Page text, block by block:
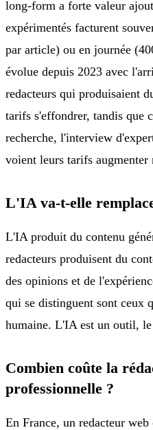
long-form a forte valeur
expérimentés facturent
par article) ou en journée
évolue depuis 2023 avec
redacteurs qui produisaient
tarifs s'effondrer, tandis que
recherche, l'interview
voient leurs tarifs augmenter
L'IA va-t-elle
L'IA produit du contenu
redacteurs produisent du
des opinions et de
qui se distinguent sont ceux
humaine. L'IA est un outil, le
Combien coûte la
professionnelle ?
En France, un redacteur